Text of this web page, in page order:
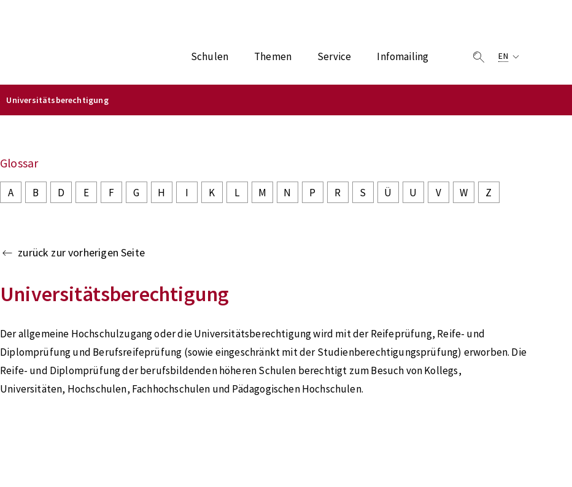
Schulen Themen Service Infomailing EN
Universitätsberechtigung
Glossar
A B D E F G H I K L M N P R S Ü U V W Z
zurück zur vorherigen Seite
Universitätsberechtigung
Der allgemeine Hochschulzugang oder die Universitätsberechtigung wird mit der Reifeprüfung, Reife- und
Diplomprüfung und Berufsreifeprüfung (sowie eingeschränkt mit der Studienberechtigungsprüfung) erworben. Die
Reife- und Diplomprüfung der berufsbildenden höheren Schulen berechtigt zum Besuch von Kollegs,
Universitäten, Hochschulen, Fachhochschulen und Pädagogischen Hochschulen.